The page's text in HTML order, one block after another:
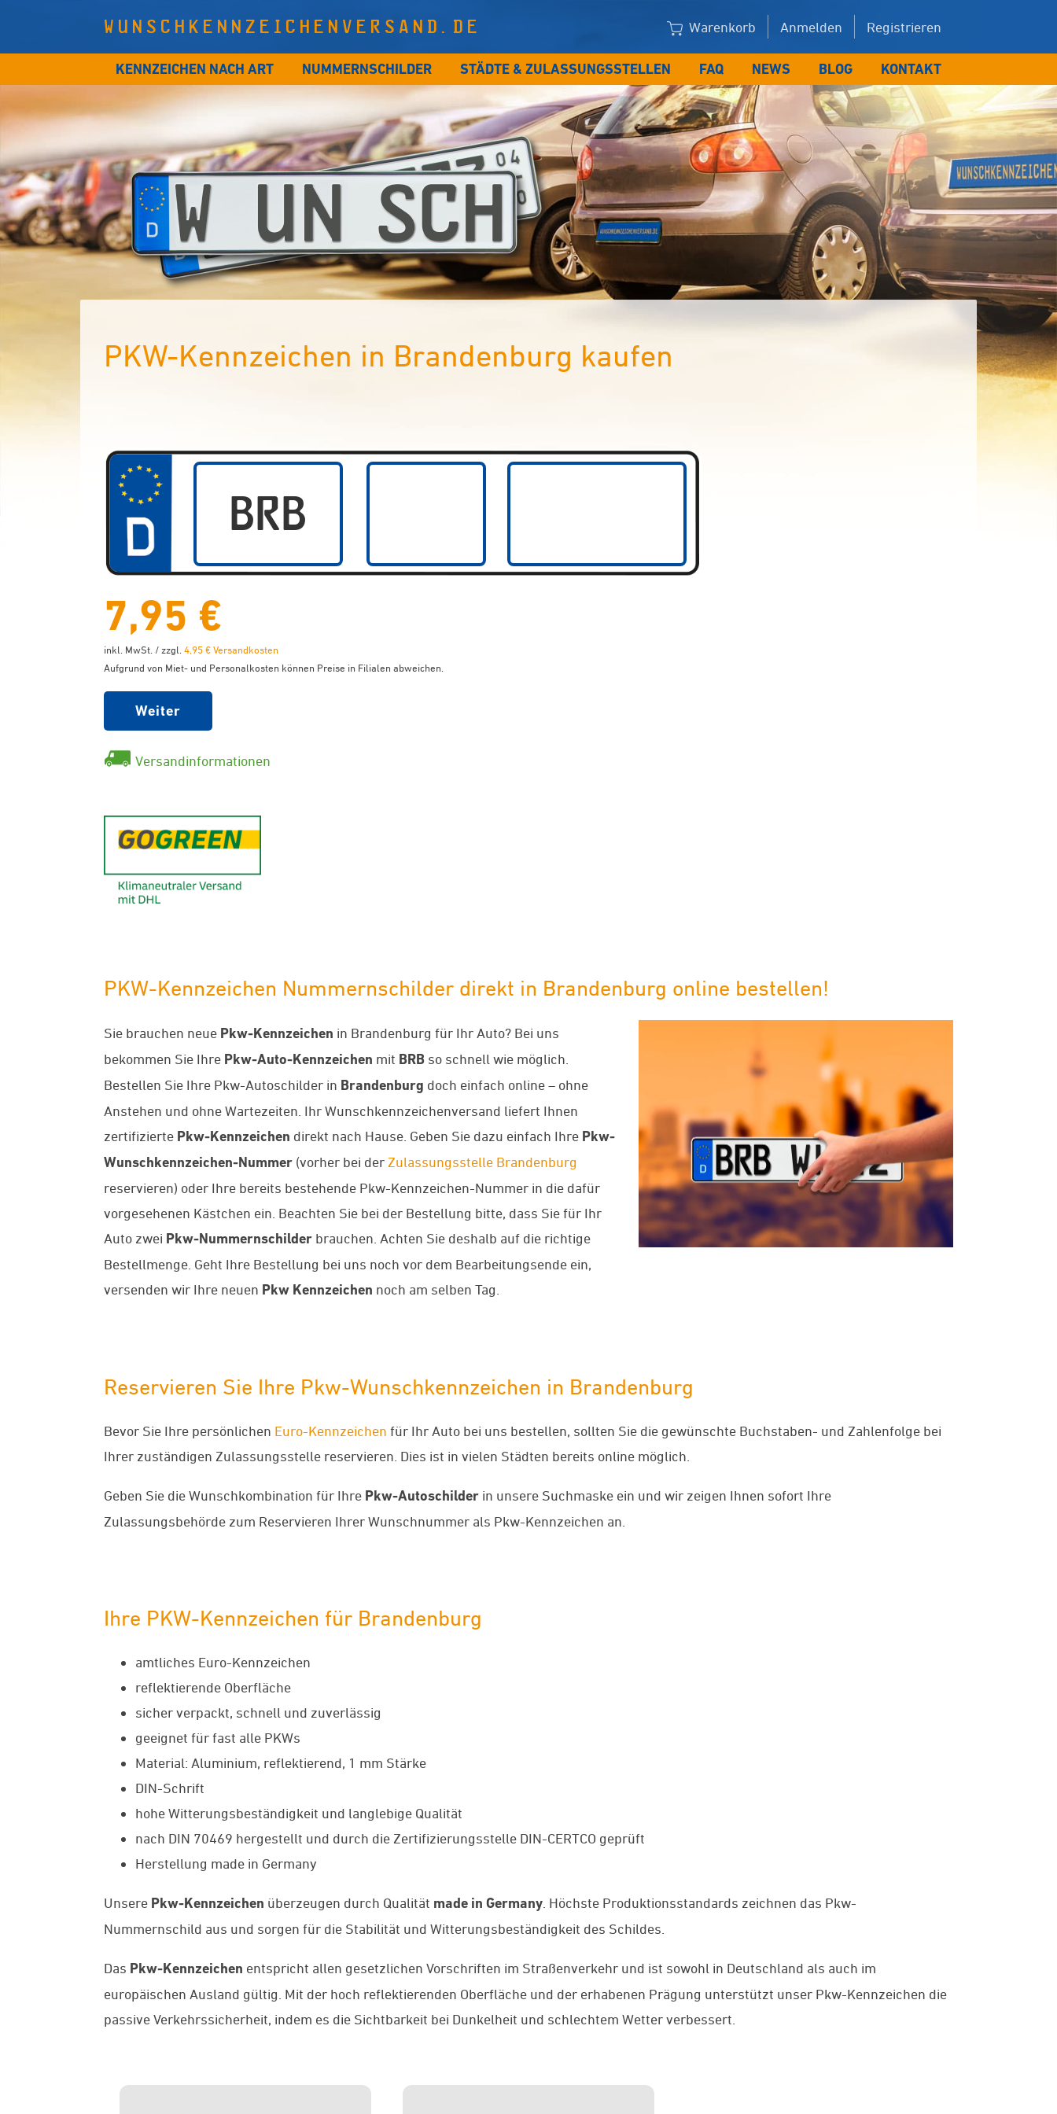
WUNSCHKENNZEICHENVERSAND.DE Warenkorb Anmelden Registrieren
KENNZEICHEN NACH ART NUMMERNSCHILDER STÄDTE & ZULASSUNGSSTELLEN FAQ NEWS BLOG KONTAKT
PKW-Kennzeichen in Brandenburg kaufen
7,95 €
inkl. MwSt. / zzgl. 4,95 € Versandkosten
Aufgrund von Miet- und Personalkosten können Preise in Filialen abweichen.
Weiter
Versandinformationen
PKW-Kennzeichen Nummernschilder direkt in Brandenburg online bestellen!
Sie brauchen neue Pkw-Kennzeichen in Brandenburg für Ihr Auto? Bei uns
bekommen Sie Ihre Pkw-Auto-Kennzeichen mit BRB so schnell wie möglich.
Bestellen Sie Ihre Pkw-Autoschilder in Brandenburg doch einfach online – ohne
Anstehen und ohne Wartezeiten. Ihr Wunschkennzeichenversand liefert Ihnen
zertifizierte Pkw-Kennzeichen direkt nach Hause. Geben Sie dazu einfach Ihre Pkw-
Wunschkennzeichen-Nummer (vorher bei der Zulassungsstelle Brandenburg
reservieren) oder Ihre bereits bestehende Pkw-Kennzeichen-Nummer in die dafür
vorgesehenen Kästchen ein. Beachten Sie bei der Bestellung bitte, dass Sie für Ihr
Auto zwei Pkw-Nummernschilder brauchen. Achten Sie deshalb auf die richtige
Bestellmenge. Geht Ihre Bestellung bei uns noch vor dem Bearbeitungsende ein,
versenden wir Ihre neuen Pkw Kennzeichen noch am selben Tag.
Reservieren Sie Ihre Pkw-Wunschkennzeichen in Brandenburg
Bevor Sie Ihre persönlichen Euro-Kennzeichen für Ihr Auto bei uns bestellen, sollten Sie die gewünschte Buchstaben- und Zahlenfolge bei
Ihrer zuständigen Zulassungsstelle reservieren. Dies ist in vielen Städten bereits online möglich.
Geben Sie die Wunschkombination für Ihre Pkw-Autoschilder in unsere Suchmaske ein und wir zeigen Ihnen sofort Ihre
Zulassungsbehörde zum Reservieren Ihrer Wunschnummer als Pkw-Kennzeichen an.
Ihre PKW-Kennzeichen für Brandenburg
amtliches Euro-Kennzeichen
reflektierende Oberfläche
sicher verpackt, schnell und zuverlässig
geeignet für fast alle PKWs
Material: Aluminium, reflektierend, 1 mm Stärke
DIN-Schrift
hohe Witterungsbeständigkeit und langlebige Qualität
nach DIN 70469 hergestellt und durch die Zertifizierungsstelle DIN-CERTCO geprüft
Herstellung made in Germany
Unsere Pkw-Kennzeichen überzeugen durch Qualität made in Germany . Höchste Produktionsstandards zeichnen das Pkw-
Nummernschild aus und sorgen für die Stabilität und Witterungsbeständigkeit des Schildes.
Das Pkw-Kennzeichen entspricht allen gesetzlichen Vorschriften im Straßenverkehr und ist sowohl in Deutschland als auch im
europäischen Ausland gültig. Mit der hoch reflektierenden Oberfläche und der erhabenen Prägung unterstützt unser Pkw-Kennzeichen die
passive Verkehrssicherheit, indem es die Sichtbarkeit bei Dunkelheit und schlechtem Wetter verbessert.